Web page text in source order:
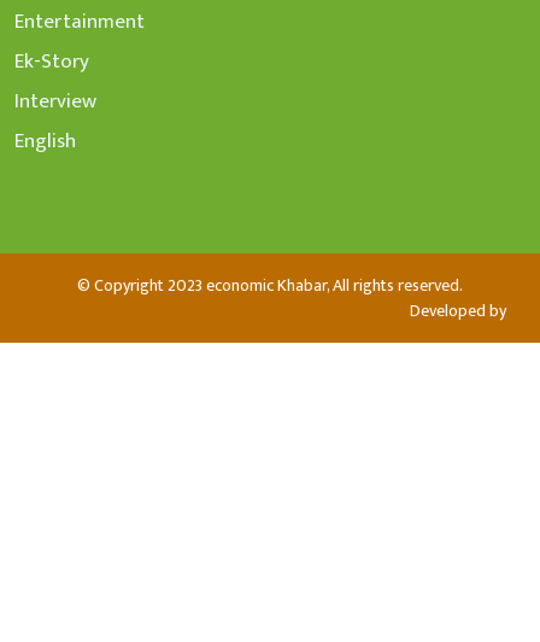
Entertainment
Ek-Story
Interview
English
© Copyright 2023 economic Khabar, All rights reserved.
Developed by